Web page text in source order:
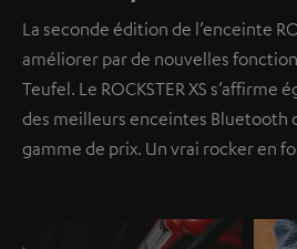
La seconde édition de l’enceinte
améliorer par de nouvelles
Teufel. Le ROCKSTER XS s’affirme
des meilleurs enceintes Bluetooth
gamme de prix. Un vrai rocker en